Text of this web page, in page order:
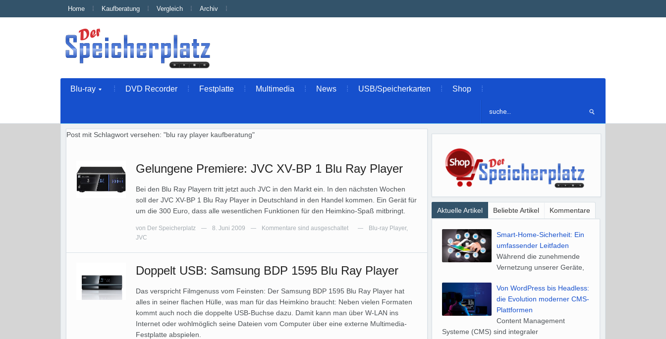
Home Kaufberatung Vergleich Archiv
Blu-ray DVD Recorder Festplatte Multimedia News USB/Speicherkarten Shop
Post mit Schlagwort versehen: "blu ray player kaufberatung"
Gelungene Premiere: JVC XV-BP 1 Blu Ray Player
Bei den Blu Ray Playern tritt jetzt auch JVC in den Markt ein. In den nächsten Wochen
soll der JVC XV-BP 1 Blu Ray Player in Deutschland in den Handel kommen. Ein Gerät für
um die 300 Euro, dass alle wesentlichen Funktionen für den Heimkino-Spaß mitbringt.
von Der Speicherplatz — 8. Juni 2009 — Kommentare sind ausgeschaltet — Blu-ray Player,
JVC
Doppelt USB: Samsung BDP 1595 Blu Ray Player
Das verspricht Filmgenuss vom Feinsten: Der Samsung BDP 1595 Blu Ray Player hat
alles in seiner flachen Hülle, was man für das Heimkino braucht: Neben vielen Formaten
kommt auch noch die doppelte USB-Buchse dazu. Damit kann man über W-LAN ins
Internet oder wohlmöglich seine Dateien vom Computer über eine externe Multimedia-
Festplatte abspielen.
Aktuelle Artikel Beliebte Artikel Kommentare
Smart-Home-Sicherheit: Ein
umfassender Leitfaden
Während die zunehmende
Vernetzung unserer Geräte,
Von WordPress bis Headless:
die Evolution moderner CMS-
Plattformen
Content Management
Systeme (CMS) sind integraler